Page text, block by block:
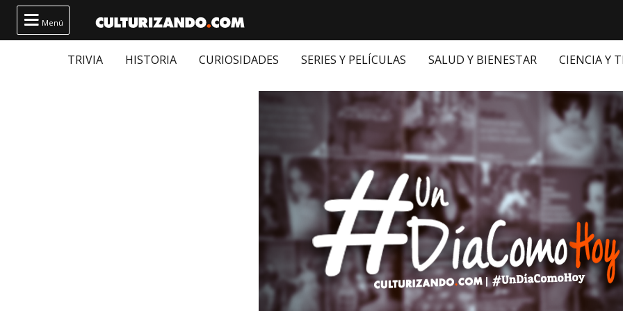
 Menú
TRIVIA HISTORIA CURIOSIDADES SERIES Y PELÍCULAS SALUD Y BIENESTAR CIENCIA Y